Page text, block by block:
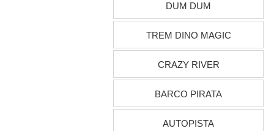
DUM DUM
TREM DINO MAGIC
CRAZY RIVER
BARCO PIRATA
AUTOPISTA